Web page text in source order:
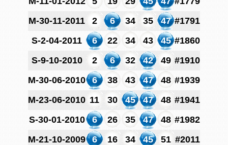
M-30-11-2011
2 6 34 35 47 #1791
S-2-04-2011
6 22 34 43 45 #1860
S-9-10-2010
2 6 32 42 49 #1910
M-30-06-2010
6 38 43 47 48 #1939
M-23-06-2010 11 30 45 47 48 #1941
S-30-01-2010
6 26 35 47 48 #1982
M-21-10-2009
6 16 34 45 51 #2011